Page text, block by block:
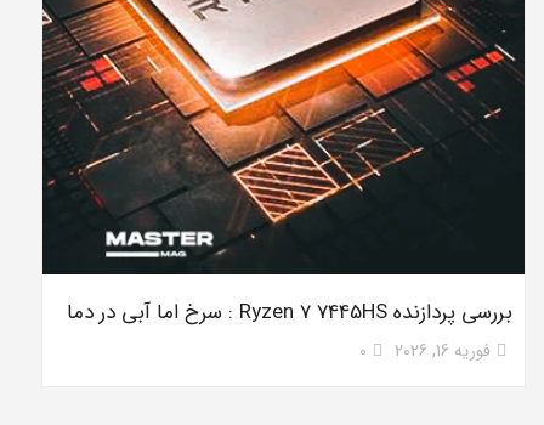
بررسی پردازنده Ryzen 7 7445HS : سرخ اما آبی در دما
فوریه 16, 2026 0